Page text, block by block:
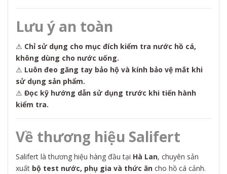
Lưu ý an toàn
⚠ Chỉ sử dụng cho mục đích kiểm tra nước hồ cá,
không dùng cho nước uống.
⚠ Luôn đeo găng tay bảo hộ và kính bảo vệ mắt khi
sử dụng sản phẩm.
⚠ Đọc kỹ hướng dẫn sử dụng trước khi tiến hành
kiểm tra.
Về thương hiệu Salifert
Salifert là thương hiệu hàng đầu tại Hà Lan, chuyên sản
xuất bộ test nước, phụ gia và thức ăn cho hồ cá cảnh.